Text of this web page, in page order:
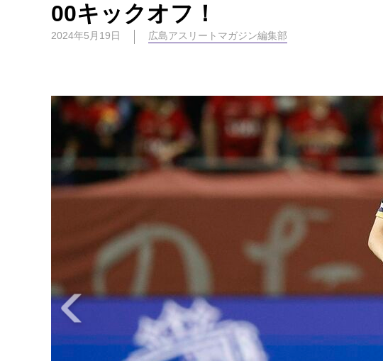
00キックオフ！
2024年5月19日 広島アスリートマガジン編集部